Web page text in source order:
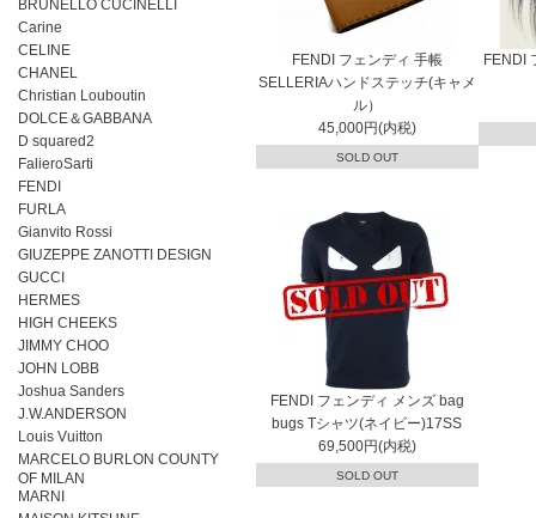
BRUNELLO CUCINELLI
Carine
CELINE
CHANEL
Christian Louboutin
DOLCE＆GABBANA
D squared2
FalieroSarti
FENDI
FURLA
Gianvito Rossi
GIUZEPPE ZANOTTI DESIGN
GUCCI
HERMES
HIGH CHEEKS
JIMMY CHOO
JOHN LOBB
Joshua Sanders
J.W.ANDERSON
Louis Vuitton
MARCELO BURLON COUNTY
OF MILAN
MARNI
FENDI フェンディ 手帳
SELLERIAハンドステッチ(キャメ
ル）
45,000円(内税)
SOLD OUT
FENDI
FENDI フェンディ メンズ bag
bugs Tシャツ(ネイビー)17SS
69,500円(内税)
SOLD OUT